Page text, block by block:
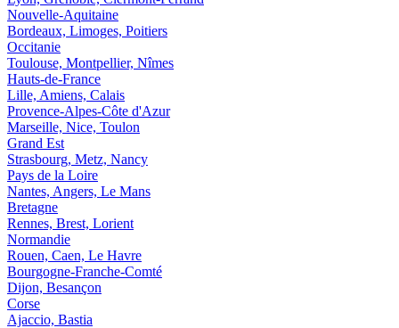
Nouvelle-Aquitaine
Bordeaux, Limoges, Poitiers
Occitanie
Toulouse, Montpellier, Nîmes
Hauts-de-France
Lille, Amiens, Calais
Provence-Alpes-Côte d'Azur
Marseille, Nice, Toulon
Grand Est
Strasbourg, Metz, Nancy
Pays de la Loire
Nantes, Angers, Le Mans
Bretagne
Rennes, Brest, Lorient
Normandie
Rouen, Caen, Le Havre
Bourgogne-Franche-Comté
Dijon, Besançon
Corse
Ajaccio, Bastia